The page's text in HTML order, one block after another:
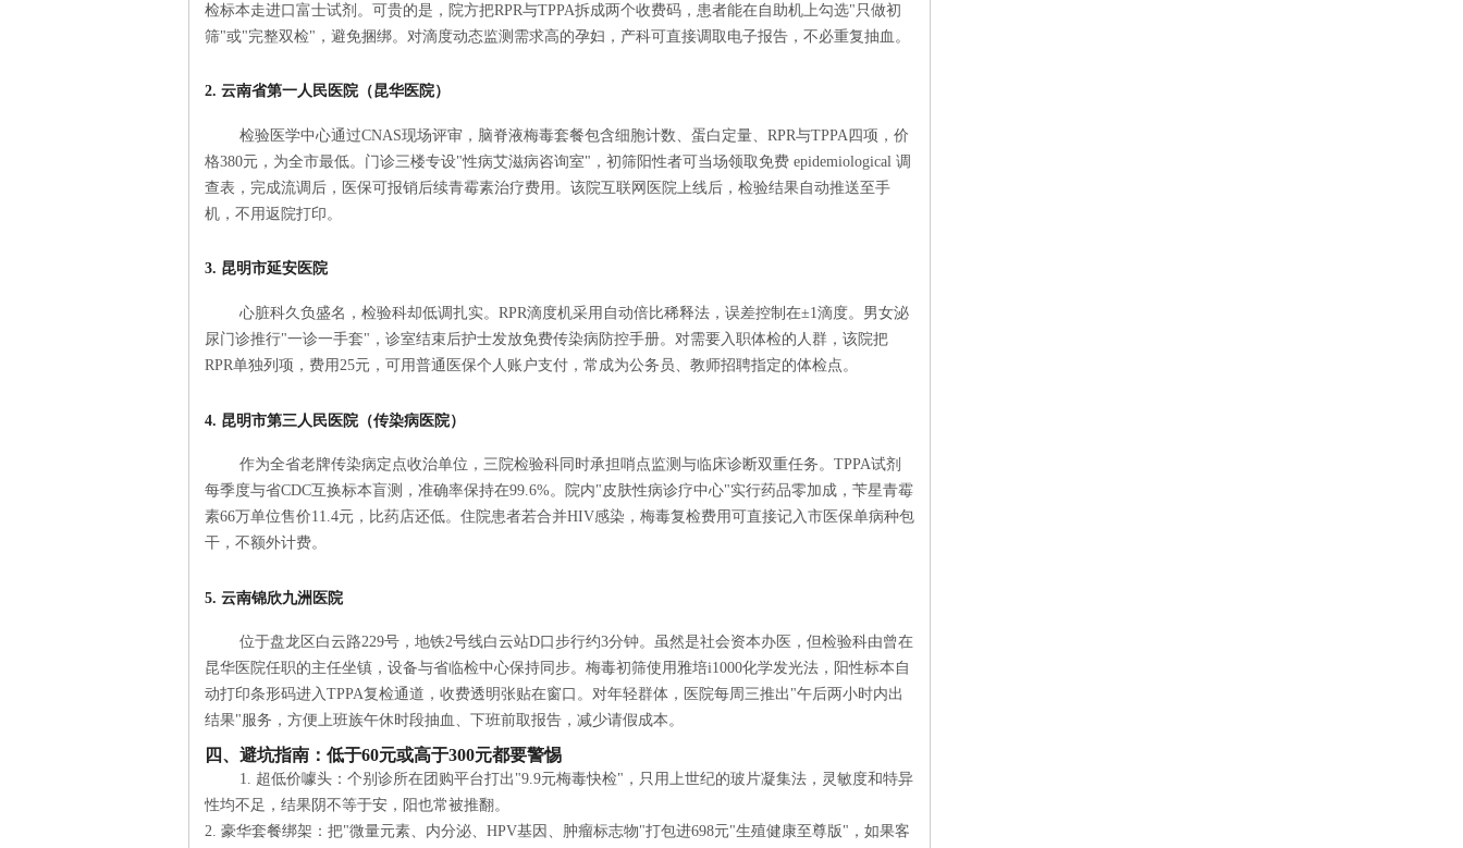
检标本走进口富士试剂。可贵的是，院方把RPR与TPPA拆成两个收费码，患者能在自助机上勾选"只做初
筛"或"完整双检"，避免捆绑。对滴度动态监测需求高的孕妇，产科可直接调取电子报告，不必重复抽血。
2. 云南省第一人民医院（昆华医院）
检验医学中心通过CNAS现场评审，脑脊液梅毒套餐包含细胞计数、蛋白定量、RPR与TPPA四项，价
格380元，为全市最低。门诊三楼专设"性病艾滋病咨询室"，初筛阳性者可当场领取免费 epidemiological 调
查表，完成流调后，医保可报销后续青霉素治疗费用。该院互联网医院上线后，检验结果自动推送至手
机，不用返院打印。
3. 昆明市延安医院
心脏科久负盛名，检验科却低调扎实。RPR滴度机采用自动倍比稀释法，误差控制在±1滴度。男女泌
尿门诊推行"一诊一手套"，诊室结束后护士发放免费传染病防控手册。对需要入职体检的人群，该院把
RPR单独列项，费用25元，可用普通医保个人账户支付，常成为公务员、教师招聘指定的体检点。
4. 昆明市第三人民医院（传染病医院）
作为全省老牌传染病定点收治单位，三院检验科同时承担哨点监测与临床诊断双重任务。TPPA试剂
每季度与省CDC互换标本盲测，准确率保持在99.6%。院内"皮肤性病诊疗中心"实行药品零加成，苄星青霉
素66万单位售价11.4元，比药店还低。住院患者若合并HIV感染，梅毒复检费用可直接记入市医保单病种包
干，不额外计费。
5. 云南锦欣九洲医院
位于盘龙区白云路229号，地铁2号线白云站D口步行约3分钟。虽然是社会资本办医，但检验科由曾在
昆华医院任职的主任坐镇，设备与省临检中心保持同步。梅毒初筛使用雅培i1000化学发光法，阳性标本自
动打印条形码进入TPPA复检通道，收费透明张贴在窗口。对年轻群体，医院每周三推出"午后两小时内出
结果"服务，方便上班族午休时段抽血、下班前取报告，减少请假成本。
四、避坑指南：低于60元或高于300元都要警惕
1. 超低价噱头：个别诊所在团购平台打出"9.9元梅毒快检"，只用上世纪的玻片凝集法，灵敏度和特异
性均不足，结果阴不等于安，阳也常被推翻。
2. 豪华套餐绑架：把"微量元素、内分泌、HPV基因、肿瘤标志物"打包进698元"生殖健康至尊版"，如果客